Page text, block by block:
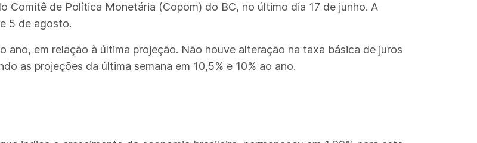
Comitê de Política Monetária (Copom) do BC, no último dia 17 de junho. A
5 de agosto.
ano, em relação à última projeção. Não houve alteração na taxa básica de juros
as projeções da última semana em 10,5% e 10% ao ano.